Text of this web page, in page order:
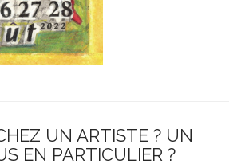
UN ARTISTE ? UN
EN PARTICULIER ?